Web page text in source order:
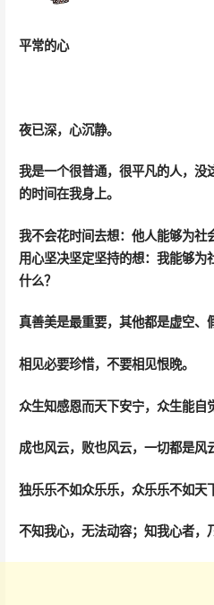
平常的心
夜已深，心沉静。
我是一个很普通，很平凡的人，没
的时间在我身上。
我不会花时间去想：他人能够为社
用心坚决坚定坚持的想：我能够为
什么？
真善美是最重要，其他都是虚空、
相见必要珍惜，不要相见恨晚。
众生知感恩而天下安宁，众生能自
成也风云，败也风云，一切都是风
独乐乐不如众乐乐，众乐乐不如天
不知我心，无法动容；知我心者，